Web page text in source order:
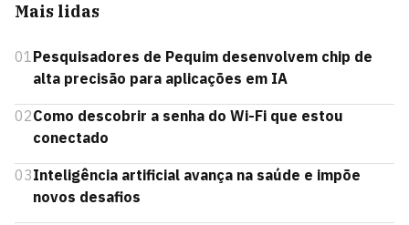
Mais lidas
01Pesquisadores de Pequim desenvolvem chip de
alta precisão para aplicações em IA
02Como descobrir a senha do Wi-Fi que estou
conectado
03Inteligência artificial avança na saúde e impõe
novos desafios